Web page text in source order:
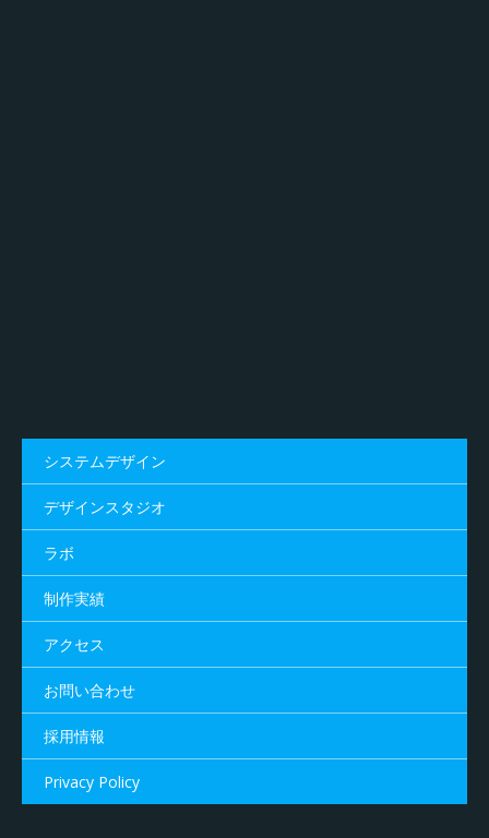
システムデザイン
デザインスタジオ
ラボ
制作実績
アクセス
お問い合わせ
採用情報
Privacy Policy